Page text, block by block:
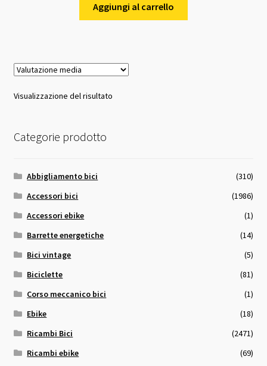
Aggiungi al carrello
Visualizzazione del risultato
Categorie prodotto
Abbigliamento bici
(310)
Accessori bici
(1986)
Accessori ebike
(1)
Barrette energetiche
(14)
Bici vintage
(5)
Biciclette
(81)
Corso meccanico bici
(1)
Ebike
(18)
Ricambi Bici
(2471)
Ricambi ebike
(69)